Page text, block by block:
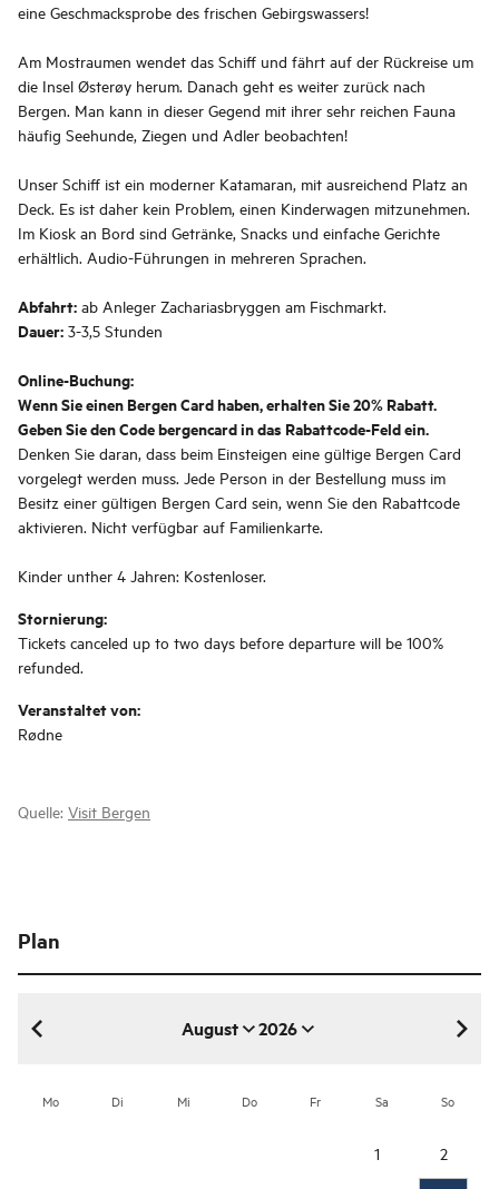
eine Geschmacksprobe des frischen Gebirgswassers!
Am Mostraumen wendet das Schiff und fährt auf der Rückreise um
die Insel Østerøy herum. Danach geht es weiter zurück nach
Bergen. Man kann in dieser Gegend mit ihrer sehr reichen Fauna
häufig Seehunde, Ziegen und Adler beobachten!
Unser Schiff ist ein moderner Katamaran, mit ausreichend Platz an
Deck. Es ist daher kein Problem, einen Kinderwagen mitzunehmen.
Im Kiosk an Bord sind Getränke, Snacks und einfache Gerichte
erhältlich. Audio-Führungen in mehreren Sprachen.
Abfahrt: ab Anleger Zachariasbryggen am Fischmarkt.
Dauer: 3-3,5 Stunden
Online-Buchung:
Wenn Sie einen Bergen Card haben, erhalten Sie 20% Rabatt.
Geben Sie den Code bergencard in das Rabattcode-Feld ein.
Denken Sie daran, dass beim Einsteigen eine gültige Bergen Card
vorgelegt werden muss. Jede Person in der Bestellung muss im
Besitz einer gültigen Bergen Card sein, wenn Sie den Rabattcode
aktivieren. Nicht verfügbar auf Familienkarte.
Kinder unther 4 Jahren: Kostenloser.
Stornierung:
Tickets canceled up to two days before departure will be 100%
refunded.
Veranstaltet von:
Rødne
Quelle: Visit Bergen
Plan
August 2026
August 2026
Mo Di Mi Do Fr Sa So
1 2